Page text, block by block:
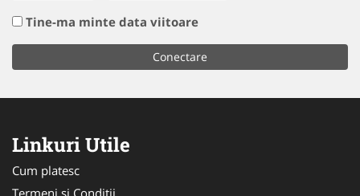
Tine-ma minte data viitoare
Linkuri Utile
Cum platesc
Termeni si Conditii